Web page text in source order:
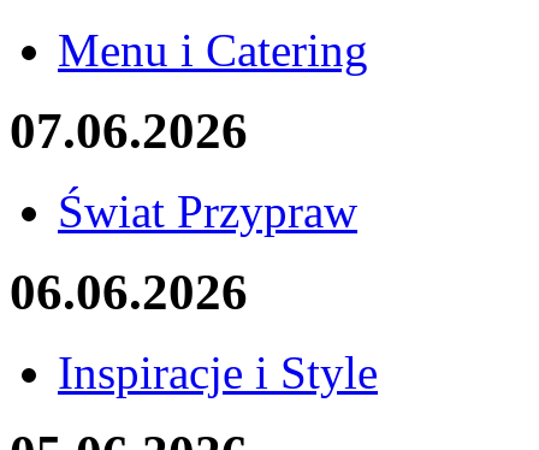
Menu i Catering
07.06.2026
Świat Przypraw
06.06.2026
Inspiracje i Style